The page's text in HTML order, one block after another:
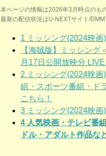
本ページの情報は2026年3月時点のも
最新の配信状況はU-NEXTサイト/
1 ミッシング(2024映画)
【海賊版】ミッシン
月17日公開放映分
2 ミッシング(2024映
組・スポーツ番組・ド
こちら！
3 ミッシング(2024映画)
4 人気映画・テレビ番
ドル・アダルト作品